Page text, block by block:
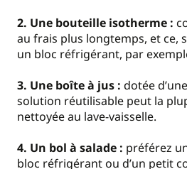
2. Une bouteille isotherme :
au frais plus longtemps, et ce,
un bloc réfrigérant, par
3. Une boîte à jus : dotée
solution réutilisable peut la
nettoyée au lave-vaisselle.
4. Un bol à salade : préférez
bloc réfrigérant ou d’un petit